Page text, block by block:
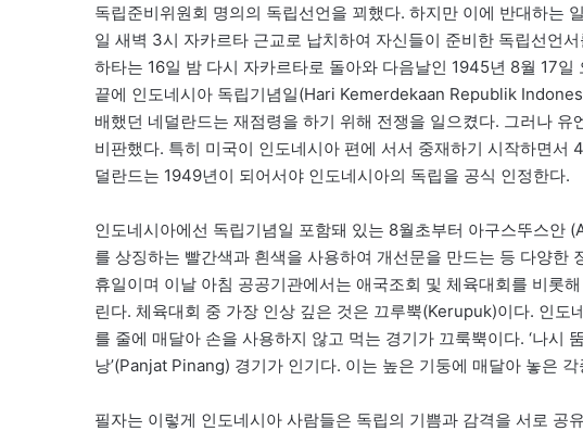
독립준비위원회 명의의 독립선언을 꾀했다. 하지만 이에 반대하는
일 새벽 3시 자카르타 근교로 납치하여 자신들이 준비한 독립선언
하타는 16일 밤 다시 자카르타로 돌아와 다음날인 1945년 8월 17
끝에 인도네시아 독립기념일(Hari Kemerdekaan Republik
배했던 네덜란드는 재점령을 하기 위해 전쟁을 일으켰다. 그러나
비판했다. 특히 미국이 인도네시아 편에 서서 중재하기 시작하면서
덜란드는 1949년이 되어서야 인도네시아의 독립을 공식 인정한다.
인도네시아에선 독립기념일 포함돼 있는 8월초부터 아구스뚜스안
를 상징하는 빨간색과 흰색을 사용하여 개선문을 만드는 등 다양한
휴일이며 이날 아침 공공기관에서는 애국조회 및 체육대회를 비롯해
린다. 체육대회 중 가장 인상 깊은 것은 끄루뿍(Kerupuk)이다. 인
를 줄에 매달아 손을 사용하지 않고 먹는 경기가 끄룩뿍이다. ‘나시
낭’(Panjat Pinang) 경기가 인기다. 이는 높은 기둥에 매달아 놓은
필자는 이렇게 인도네시아 사람들은 독립의 기쁨과 감격을 서로 공